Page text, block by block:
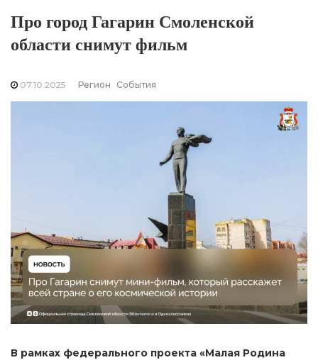
Про город Гагарин Смоленской
области снимут фильм
07.10.2025 Регион События
В рамках федерального проекта «Малая Родина